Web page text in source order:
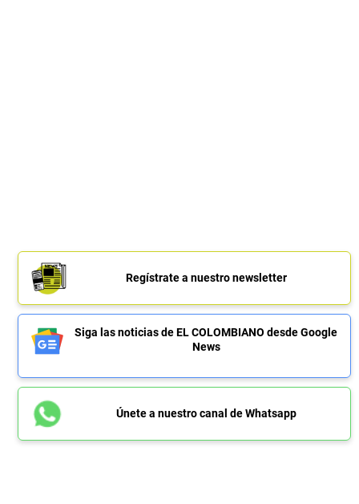
Regístrate a nuestro newsletter
Siga las noticias de EL COLOMBIANO desde Google
News
Únete a nuestro canal de Whatsapp